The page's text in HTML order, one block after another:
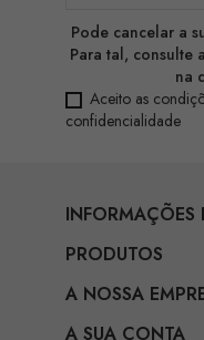
Pode cancelar a
Para tal, consulte
na
Aceito as
confidencialidade
INFORMAÇÕES
PRODUTOS
A NOSSA
A SUA CONTA